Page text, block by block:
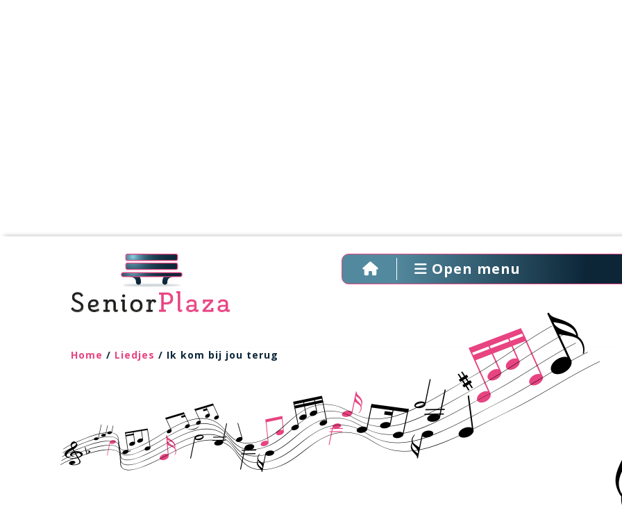
Open menu
Home / Liedjes / Ik kom bij jou terug